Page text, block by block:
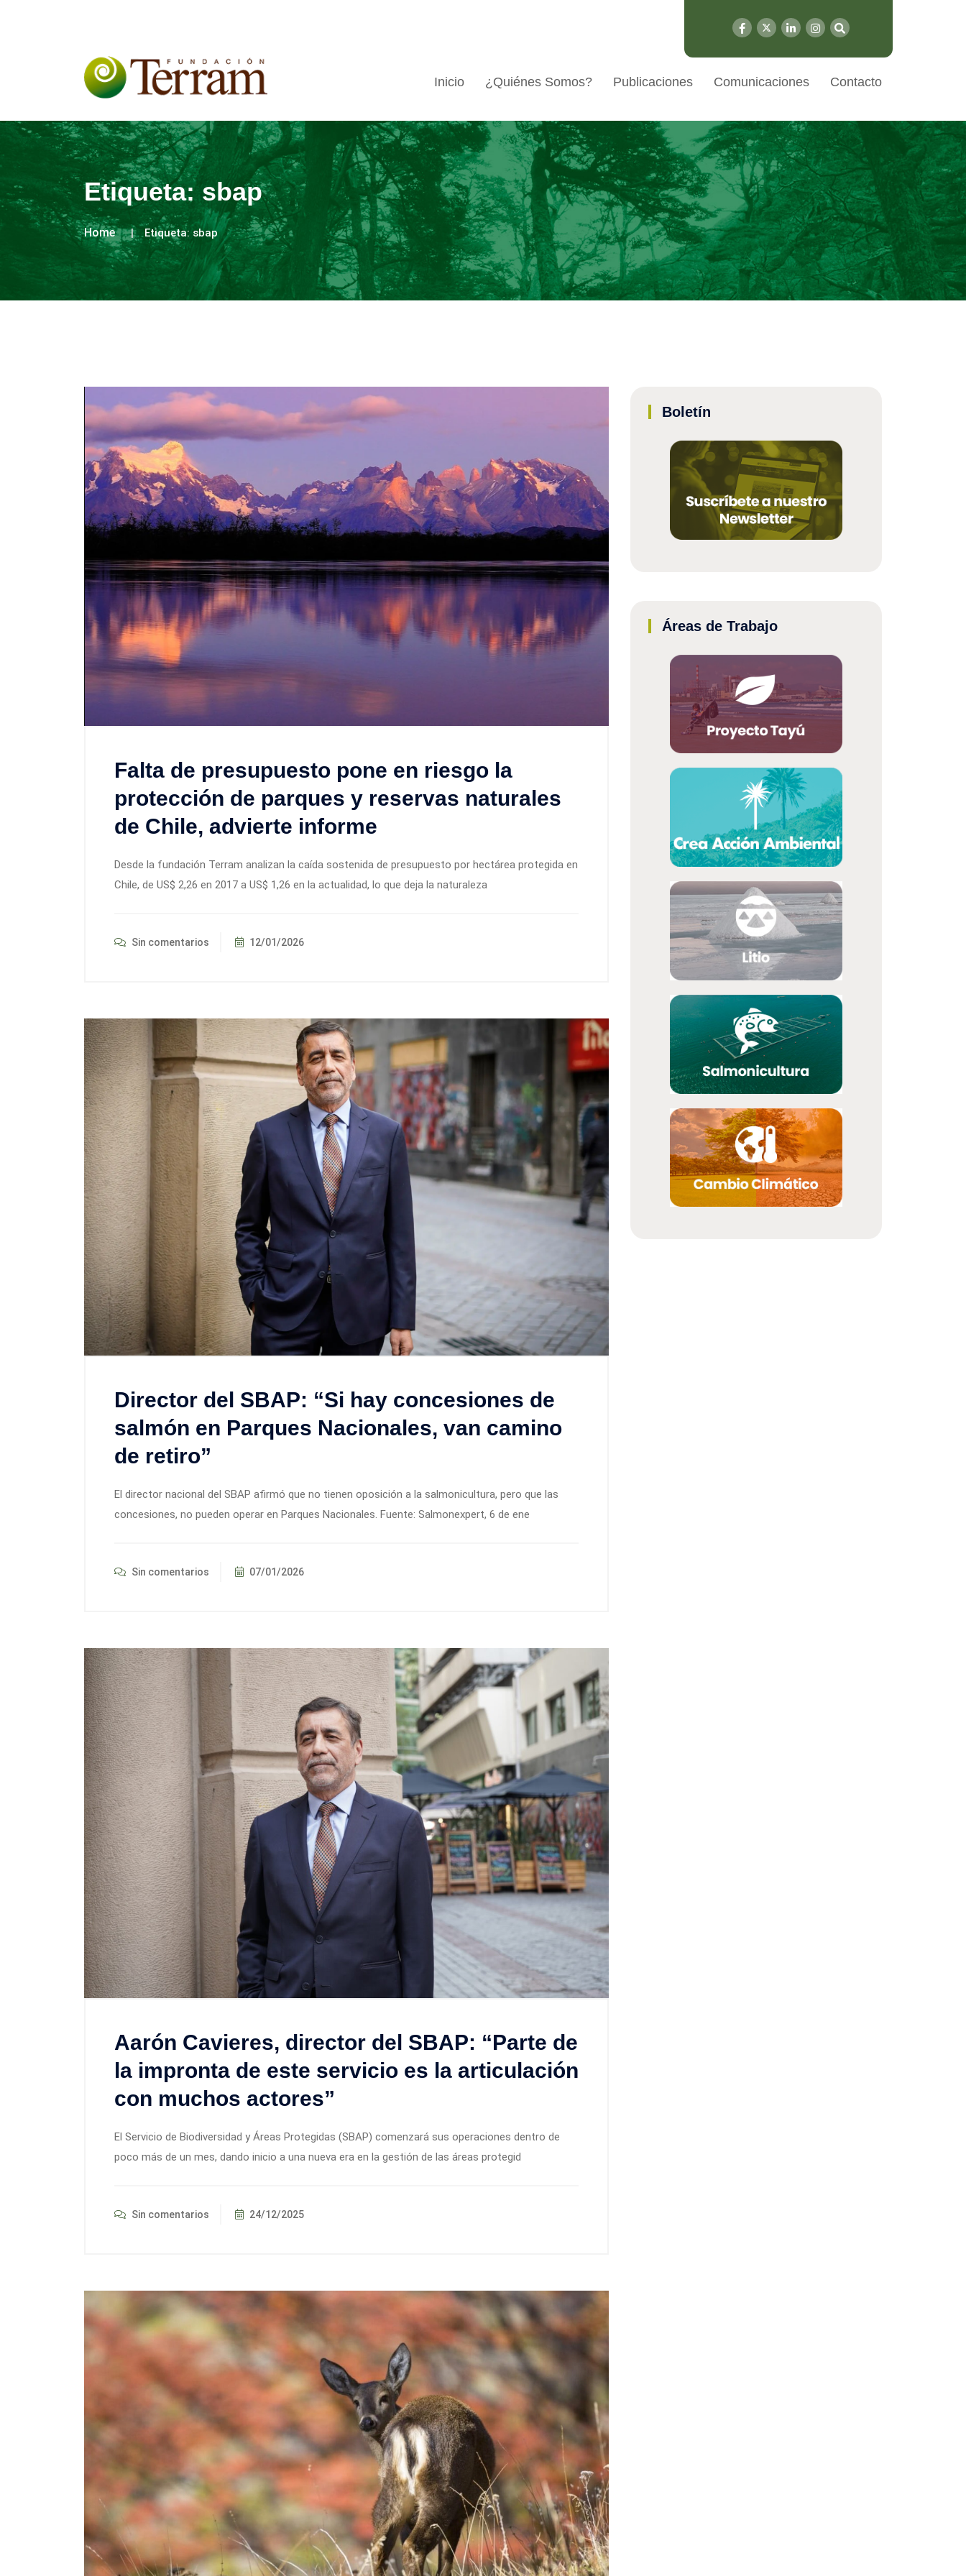
Inicio ¿Quiénes Somos? Publicaciones Comunicaciones Contacto
Etiqueta:sbap
Home Etiqueta:sbap
Falta de presupuesto pone en riesgo la
protección de parques y reservas naturales
de Chile, advierte informe
Desde la fundación Terram analizan la caída sostenida de presupuesto por hectárea protegida en
Chile, de US$ 2,26 en 2017 a US$ 1,26 en la actualidad, lo que deja la naturaleza
Sin comentarios 12/01/2026
Director del SBAP: “Si hay concesiones de
salmón en Parques Nacionales, van camino
de retiro”
El director nacional del SBAP afirmó que no tienen oposición a la salmonicultura, pero que las
concesiones, no pueden operar en Parques Nacionales. Fuente: Salmonexpert, 6 de ene
Sin comentarios 07/01/2026
Aarón Cavieres, director del SBAP: “Parte de
la impronta de este servicio es la articulación
con muchos actores”
El Servicio de Biodiversidad y Áreas Protegidas (SBAP) comenzará sus operaciones dentro de
poco más de un mes, dando inicio a una nueva era en la gestión de las áreas protegid
Sin comentarios 24/12/2025
Boletín
Áreas de Trabajo